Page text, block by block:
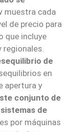
muestra cada
de precio para
que incluye
regionales.
de
en
apertura y
conjunto de
de
por máquinas